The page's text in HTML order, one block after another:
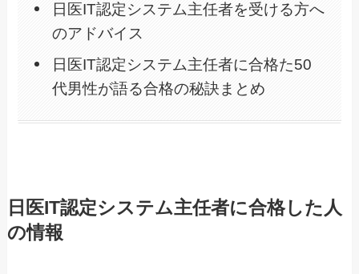
日医IT認定システム主任者を受ける方へ
のアドバイス
日医IT認定システム主任者に合格た50
代男性が語る合格の秘訣まとめ
日医IT認定システム主任者に合格した人
の情報